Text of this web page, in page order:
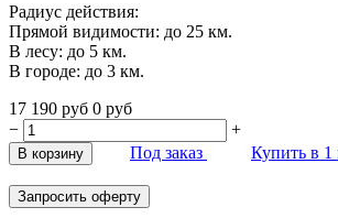
Радиус действия:
Прямой видимости: до 25 км.
В лесу: до 5 км.
В городе: до 3 км.
17 190 руб 0 руб
−
+
В корзину Под заказ Купить в 1
Запросить оферту